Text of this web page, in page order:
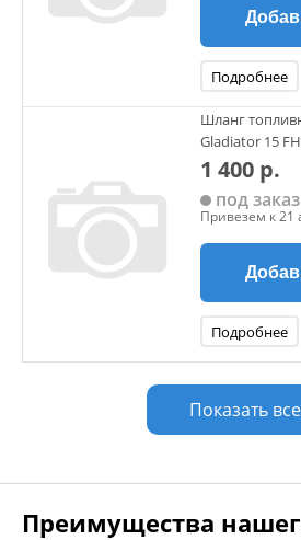
Подробнее
Шланг
Gladiator 15
1 400 р.
под заказ
Привезем к 21
Подробнее
Показать все
Преимущества